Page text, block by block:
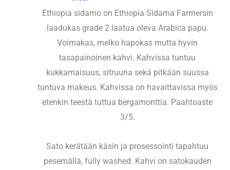
Ethiopia sidamo on Ethiopia Sidama Farmersin
laadukas grade 2 laatua oleva Arabica papu.
Voimakas, melko hapokas mutta hyvin
tasapainoinen kahvi. Kahvissa tuntuu
kukkamaisuus, sitruuna sekä pitkään suussa
tuntuva makeus. Kahvissa on havaittavissa myös
etenkin teestä tuttua bergamonttia. Paahtoaste
3/5.
Sato kerätään käsin ja prosessointi tapahtuu
pesemällä, fully washed. Kahvi on satokauden